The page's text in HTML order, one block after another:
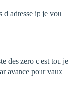
d adresse ip je vou
des zero c est tou je
avance pour vaux